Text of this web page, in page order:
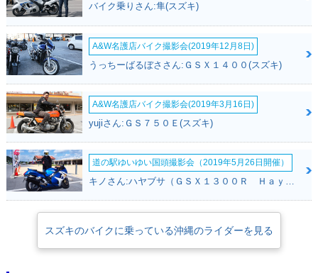
バイク乗りさん:隼(スズキ)
A&W名護店バイク撮影会(2019年12月8日)
うっちーばるぼささん:ＧＳＸ１４００(スズキ)
A&W名護店バイク撮影会(2019年3月16日)
yujiさん:ＧＳ７５０Ｅ(スズキ)
道の駅ゆいゆい国頭撮影会（2019年5月26日開催）
スズキのバイクに乗っている沖縄のライダーを見る